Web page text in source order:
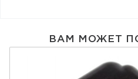
ВАМ МОЖЕТ